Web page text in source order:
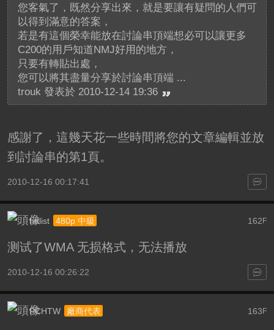
您客氣了，既然分享出來，就是要讓有疑問的人們可
以得到滿意的答案，
若是有這個榮幸能放在討論串頂端想必可以讓更多
C200的用戶知道NMJ好用的地方，
只要有轉貼出處，
您可以將其盡量分享於討論串頂端 ...
trouk 發表於 2010-12-14 19:36
感謝了，這幾天花一些時間將您的文章編輯並放
到討論串的第1頁。
2010-12-16 00:17:41
162F
hdlist 480p 中級
测试了WMA 无损格式，无法播放
2010-12-16 00:26:22
163F
PCHTW 廠商代表